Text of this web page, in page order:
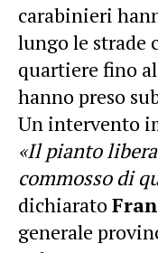
carabinieri
lungo le strade
quartiere fino al
hanno preso
Un intervento
«Il pianto
commosso di
dichiarato
generale